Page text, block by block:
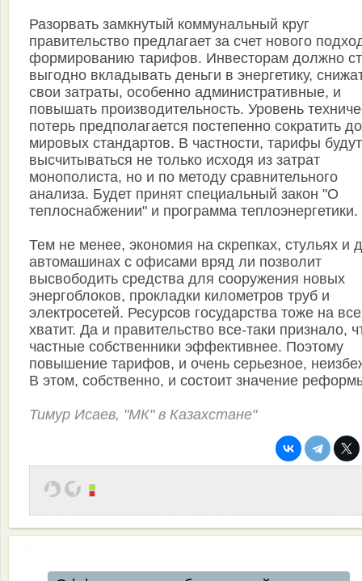
Разорвать замкнутый коммунальный круг
правительство предлагает за счет нового
формированию тарифов. Инвесторам должно
выгодно вкладывать деньги в энергетику,
свои затраты, особенно административные, и
повышать производительность. Уровень
потерь предполагается постепенно сократить до
мировых стандартов. В частности, тарифы будут
высчитываться не только исходя из затрат
монополиста, но и по методу сравнительного
анализа. Будет принят специальный закон "О
теплоснабжении" и программа теплоэнергетики.
Тем не менее, экономия на скрепках, стульях и
автомашинах с офисами вряд ли позволит
высвободить средства для сооружения новых
энергоблоков, прокладки километров труб и
электросетей. Ресурсов государства тоже на
хватит. Да и правительство все-таки признало,
частные собственники эффективнее. Поэтому
повышение тарифов, и очень серьезное,
В этом, собственно, и состоит значение
Тимур Исаев, "МК" в Казахстане"